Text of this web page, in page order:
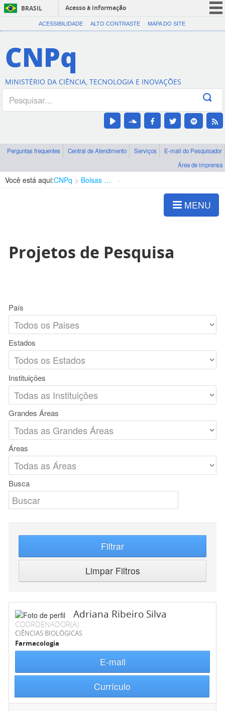
BRASIL
Acesso à informação
CORONAVÍRUS (COVID-19)
Canais
ACESSIBILIDADE ALTO CONTRASTE MAPA DO SITE
CNPq
MINISTÉRIO DA CIÊNCIA, TECNOLOGIA E INOVAÇÕES
Perguntas frequentes Central de Atendimento Serviços
E-mail do Pesquisador
Área de imprensa
Você está aqui:CNPq Bolsas e Auxílios Vigentes
MENU
Projetos de Pesquisa
País
Estados
Instituições
Grandes Áreas
Áreas
Busca
Filtrar
Limpar Filtros
Adriana Ribeiro Silva
COORDENADOR(A)
CIÊNCIAS BIOLÓGICAS
Farmacologia
E-mail
Currículo